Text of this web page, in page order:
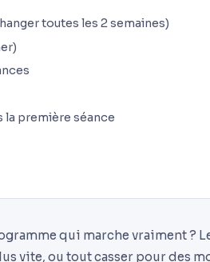
toutes les 2 semaines)
la première séance
qui marche vraiment ?
vite, ou tout casser pour des